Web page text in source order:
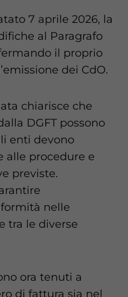
7 aprile 2026, la
al Paragrafo
il proprio
dei CdO.
chiarisce che
DGFT possono
enti devono
alle procedure e
previste.
nelle
tra le diverse
ora tenuti a
di fattura sia nel